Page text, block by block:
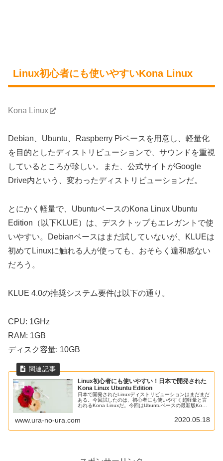
Linux初心者にも使いやすいKona Linux
Kona Linux
Debian、Ubuntu、Raspberry Piベースを用意し、軽量化
を目的としたディストリビューションで、サウンドを重視
しているところが珍しい。また、公式サイトがGoogle
Drive内という、変わったディストリビューションだ。
とにかく軽量で、UbuntuベースのKona Linux Ubuntu
Edition（以下KLUE）は、デスクトップもエレガントで使
いやすい。Debianベースはまだ試していないが、KLUEは
初めてLinuxに触れる人が使っても、おそらく違和感ない
だろう。
KLUE 4.0の推奨システム要件は以下の通り。
CPU: 1GHz
RAM: 1GB
ディスク容量: 10GB
Linux初心者にも使いやすい！日本で開発された
Kona Linux Ubuntu Edition
日本で開発されたLinuxディストリビューションはまだまだ
ある。今回試したのは、初心者にも使いやすく超軽量と言
われるKona Linuxだ。今回はUbuntuベースの最新版Kona
で、その方法とレビューをざっくりと紹介する。
www.ura-no-ura.com 2020.05.18